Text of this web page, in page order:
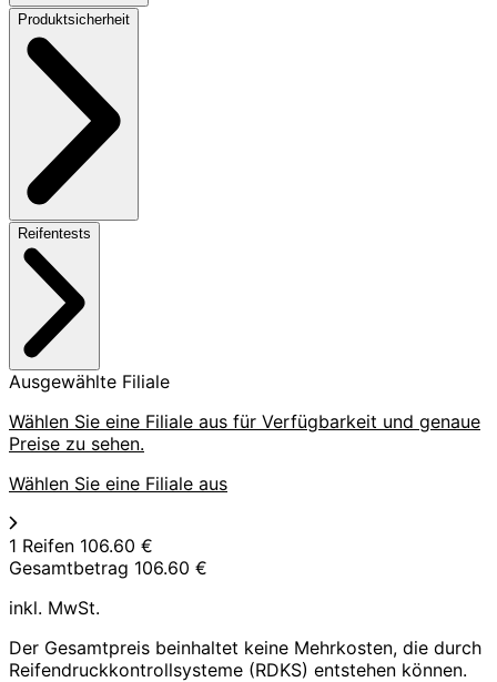
Produktsicherheit
Reifentests
Ausgewählte Filiale
Wählen Sie eine Filiale aus für Verfügbarkeit und genaue
Preise zu sehen.
Wählen Sie eine Filiale aus
1 Reifen 106.60 €
Gesamtbetrag 106.60 €
inkl. MwSt.
Der Gesamtpreis beinhaltet keine Mehrkosten, die durch
Reifendruckkontrollsysteme (RDKS) entstehen können.